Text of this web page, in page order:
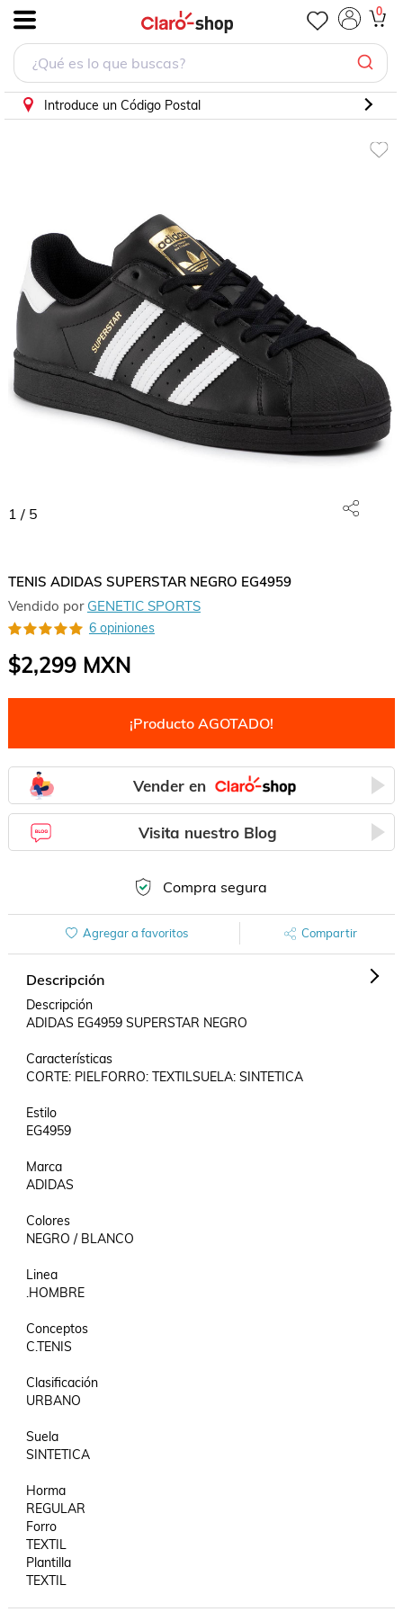
0
Introduce un Código Postal
1 / 5
TENIS ADIDAS SUPERSTAR NEGRO EG4959
Vendido por GENETIC SPORTS
6 opiniones
$2,299MXN
¡Producto AGOTADO!
Vender en
Visita nuestro Blog
Compra segura
Agregar a favoritos Compartir
Descripción
Descripción
ADIDAS EG4959 SUPERSTAR NEGRO
Características
CORTE: PIELFORRO: TEXTILSUELA: SINTETICA
Estilo
EG4959
Marca
ADIDAS
Colores
NEGRO / BLANCO
Linea
.HOMBRE
Conceptos
C.TENIS
Clasificación
URBANO
Suela
SINTETICA
Horma
REGULAR
Forro
TEXTIL
Plantilla
TEXTIL